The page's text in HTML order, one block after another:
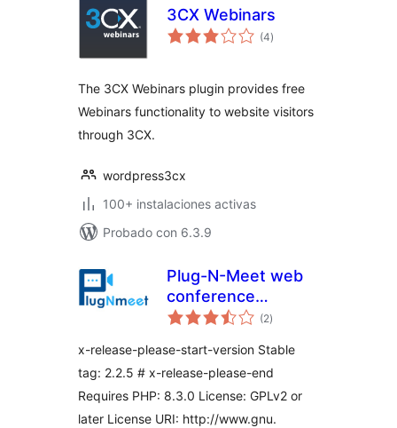
3CX Webinars
(4valoraciones
en
)
The 3CX Webinars plugin provides free
Webinars functionality to website visitors
through 3CX.
wordpress3cx
100+ instalaciones activas
Probado con 6.3.9
Plug-N-Meet web
conference
integration
(2valoraciones
en
)
x-release-please-start-version Stable
tag: 2.2.5 # x-release-please-end
Requires PHP: 8.3.0 License: GPLv2 or
later License URI: http://www.gnu.